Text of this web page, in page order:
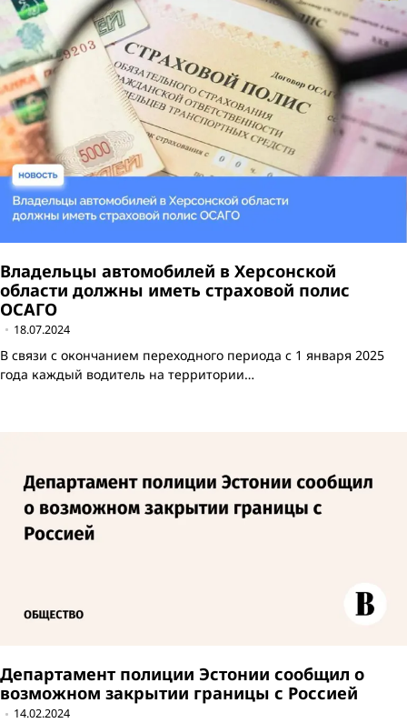
Владельцы автомобилей в Херсонской
области должны иметь страховой полис
ОСАГО
18.07.2024
В связи с окончанием переходного периода с 1 января 2025
года каждый водитель на территории…
Департамент полиции Эстонии сообщил о
возможном закрытии границы с Россией
14.02.2024